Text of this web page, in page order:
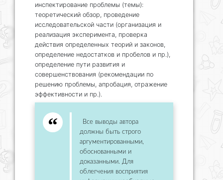
инспектирование проблемы (темы):
теоретический обзор, проведение
исследовательской части (организация и
реализация эксперимента, проверка
действия определенных теорий и законов,
определение недостатков и пробелов и пр.),
определение пути развития и
совершенствования (рекомендации по
решению проблемы, апробация, отражение
эффективности и пр.).
Все выводы автора
должны быть строго
аргументированными,
обоснованными и
доказанными. Для
облегчения восприятия